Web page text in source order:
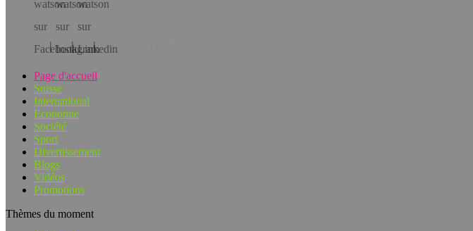
Téléchargez l’app!
Page d'accueil
Suisse
International
Economie
Société
Sport
Divertissement
Blogs
Vidéos
Promotions
Thèmes du moment